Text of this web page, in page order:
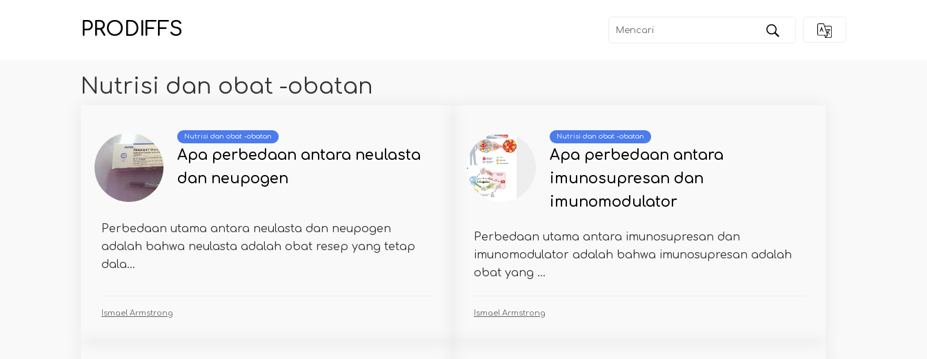
PRODIFFS
Nutrisi dan obat -obatan
Nutrisi dan obat -obatan
Apa perbedaan antara neulasta
dan neupogen
Perbedaan utama antara neulasta dan neupogen
adalah bahwa neulasta adalah obat resep yang tetap
dala...
Ismael Armstrong
Nutrisi dan obat -obatan
Apa perbedaan antara
imunosupresan dan
imunomodulator
Perbedaan utama antara imunosupresan dan
imunomodulator adalah bahwa imunosupresan adalah
obat yang ...
Ismael Armstrong